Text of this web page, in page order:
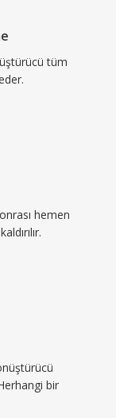
tüm
hemen
bir